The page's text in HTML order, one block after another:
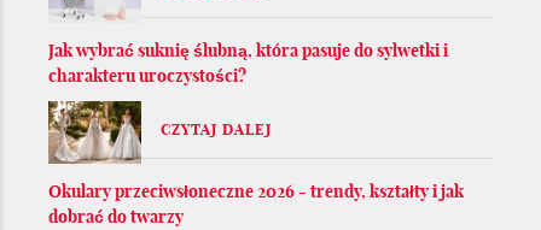
Jak wybrać suknię ślubną, która pasuje do sylwetki i
charakteru uroczystości?
CZYTAJ DALEJ
Okulary przeciwsłoneczne 2026 - trendy, kształty i jak
dobrać do twarzy